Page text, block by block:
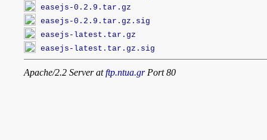
easejs-0.2.9.tar.gz
easejs-0.2.9.tar.gz.sig
easejs-latest.tar.gz
easejs-latest.tar.gz.sig
Apache/2.2 Server atftp.ntua.grPort 80